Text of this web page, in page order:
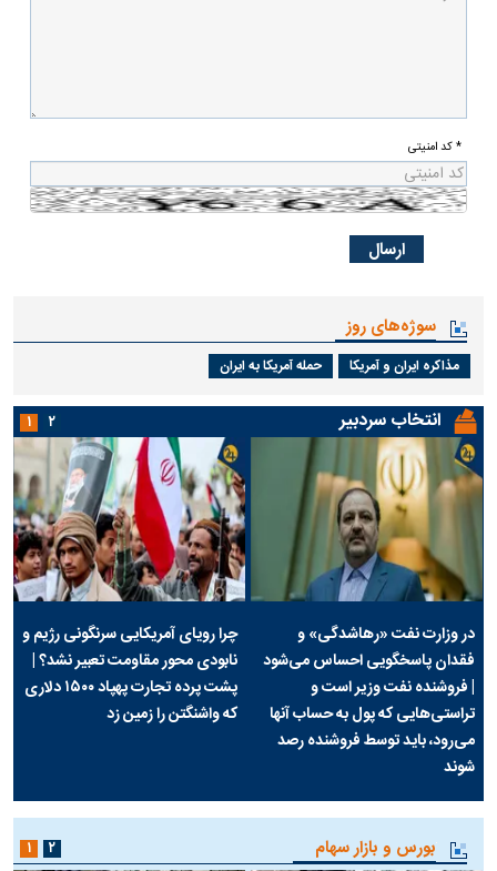
* کد امنیتی
سوژه‌های روز
مذاکره ایران و آمریکا حمله آمریکا به ایران
انتخاب سردبیر
در وزارت نفت «رهاشدگی» و
فقدان پاسخگویی احساس می‌شود
| فروشنده نفت وزیر است و
تراستی‌هایی که پول به حساب آنها
می‌رود، باید توسط فروشنده رصد
شوند
چرا رویای آمریکایی سرنگونی رژیم و
نابودی محور مقاومت تعبیر نشد؟ |
پشت پرده تجارت پهپاد‌ ۱۵۰۰ دلاری
که واشنگتن را زمین زد
۱ ۲
بورس و بازار سهام ۱ ۲